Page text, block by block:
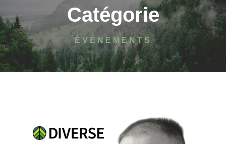
Catégorie
ÉVÉNEMENTS